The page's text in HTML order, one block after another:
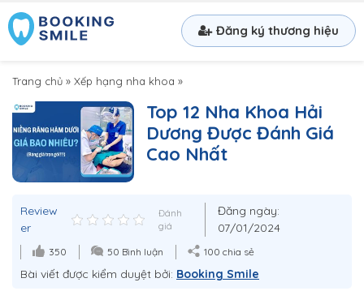
Đăng ký thương hiệu
Trang chủ » Xếp hạng nha khoa »
Top 12 Nha Khoa Hải
Dương Được Đánh Giá
Cao Nhất
Review
er
Đánh
giá
Đăng ngày:
07/01/2024
350 50 Bình luận 100 chia sẻ
Bài viết được kiểm duyệt bởi: Booking Smile